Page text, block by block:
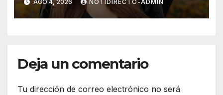
Manhattan
AGO 4, 2026 NOTIDIRECTO-ADMIN
Deja un comentario
Tu dirección de correo electrónico no será